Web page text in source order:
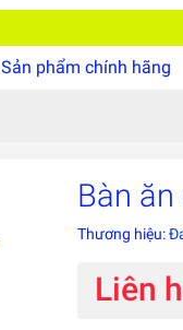
Sản phẩm chính hãng
Bàn
Thương hiệu:
Liên